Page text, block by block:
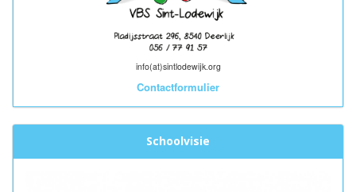
info(at)sintlodewijk.org
Contactformulier
Schoolvisie